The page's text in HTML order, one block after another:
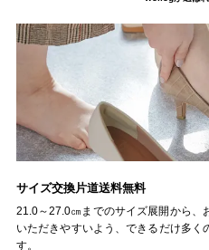
ゴールド シル
サイズから選ぶ
21.0cm
23.0cm
サイズ交換片道送料無料
21.0～27.0㎝までのサイズ展開から、
いただきやすいよう、できるだけ多く
す。